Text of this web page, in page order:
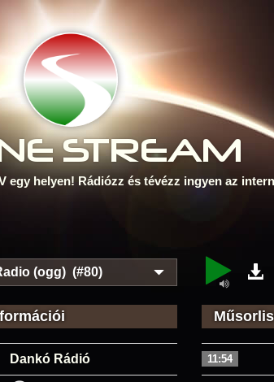
STREAM
egy helyen! Rádiózz és tévézz ingyen az
(ogg) (#80)
Dankó Rádió 11:54